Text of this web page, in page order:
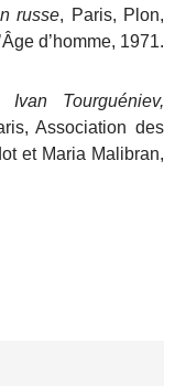
russe, Paris, Plon,
d’homme, 1971.
Ivan Tourguéniev,
Association des
et Maria Malibran,